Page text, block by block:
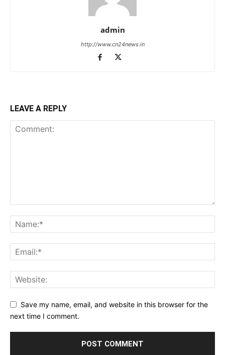
admin
http://www.cn24news.in
LEAVE A REPLY
Save my name, email, and website in this browser for the
next time I comment.